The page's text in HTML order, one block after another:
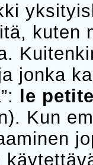
kuten
jonka
le
Kun